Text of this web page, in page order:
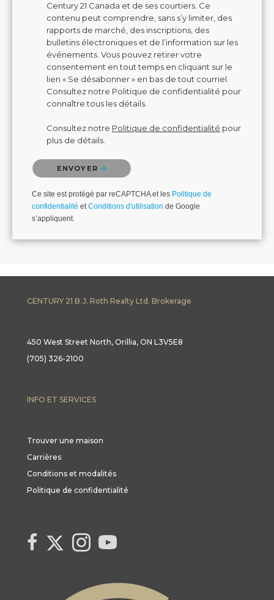
Century 21 Canada et de ses courtiers. Ce
contenu peut comprendre, sans s’y limiter, des
rapports de marché, des inscriptions, des
bulletins électroniques et de l’information sur les
événements. Vous pouvez retirer votre
consentement en tout temps en cliquant sur le
lien « Se désabonner » en bas de tout courriel.
Consultez notre Politique de confidentialité pour
connaître tous les détails.
Consultez notre Politique de confidentialité pour
plus de détails.
Veuillez confirmer que vous n'êtes pas un robot.
ENVOYER
Ce site est protégé par reCAPTCHA et les Politique de
confidentialité etConditions d'utilisation de Google
s’appliquent.
CENTURY 21 B.J. Roth Realty Ltd. Brokerage
450 West Street North, Orillia, ON L3V5E8
(705) 326-2100
INFO ET SERVICES
Trouver une maison
Carrières
Conditions et modalités
Politique de confidentialité
link to Century 21 Canada's facebook page
Link to Century 21 Canada's Twitter page
Link to Century 21 Canada's Instagram page
link to Century 21 Canada's YouTube page